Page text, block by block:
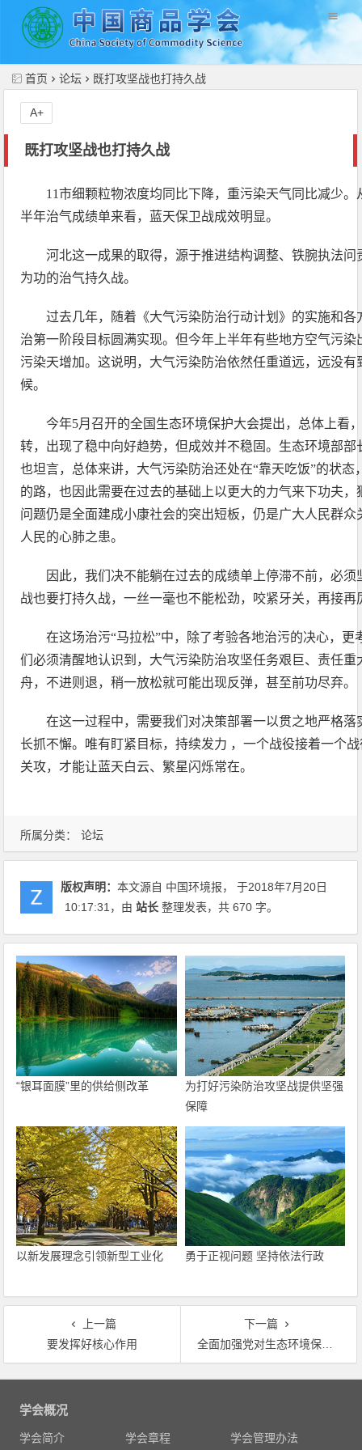
首页 论坛 既打攻坚战也打持久战
既打攻坚战也打持久战
A+
所属分类： 论坛
11市细颗粒物浓度均同比下降，重污染天气同比减少
半年治气成绩单来看，蓝天保卫战成效明显。
河北这一成果的取得，源于推进结构调整、铁腕执法
为功的治气持久战。
过去几年，随着《大气污染防治行动计划》的实施和
治第一阶段目标圆满实现。但今年上半年有些地方空气污
污染天增加。这说明，大气污染防治依然任重道远，远没
候。
今年5月召开的全国生态环境保护大会提出，总体上看
转，出现了稳中向好趋势，但成效并不稳固。生态环境部
也坦言，总体来讲，大气污染防治还处在“靠天吃饭”的状态
的路，也因此需要在过去的基础上以更大的力气来下功夫
问题仍是全面建成小康社会的突出短板，仍是广大人民群
人民的心肺之患。
因此，我们决不能躺在过去的成绩单上停滞不前，必
战也要打持久战，一丝一毫也不能松劲，咬紧牙关，再接再
在这场治污“马拉松”中，除了考验各地治污的决心，更
们必须清醒地认识到，大气污染防治攻坚任务艰巨、责任
舟，不进则退，稍一放松就可能出现反弹，甚至前功尽弃。
在这一过程中，需要我们对决策部署一以贯之地严格
长抓不懈。唯有盯紧目标，持续发力 ，一个战役接着一个
关攻，才能让蓝天白云、繁星闪烁常在。
版权声明：本文源自 中国环境报， 于2018年7月20日
10:17:31 ，由站长 整理发表，共 670 字。
“银耳面膜”里的供给侧改革
为打好污染防治攻坚战提供坚强
保障
以新发展理念引领新型工业化 勇于正视问题 坚持依法行政
上一篇
要发挥好核心作用
下一篇
全面加强党对生态环境保护的领导
文
学会概况
学会简介 学会章程 学会管理办法